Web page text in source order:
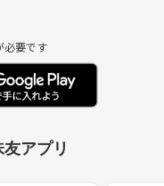
必要です
アプリ